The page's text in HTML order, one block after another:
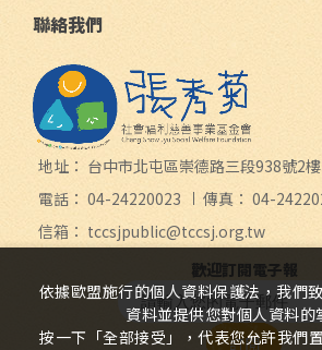
地址： 台中市北屯區崇德路三段938號2樓
電話： 04-24220023 傳真： 04-
信箱： tccsjpublic@tccsj.org.tw
歡迎訂閱電子報
訂閱
聯絡我們
依據歐盟施行的個人資料保護法，我們
資料並提供您對個人資料的
按一下「全部接受」，代表您允許我們